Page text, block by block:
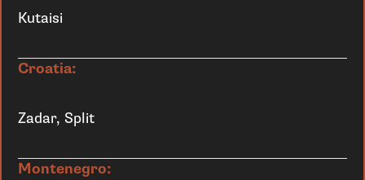
Kutaisi
Croatia:
Zadar, Split
Montenegro: